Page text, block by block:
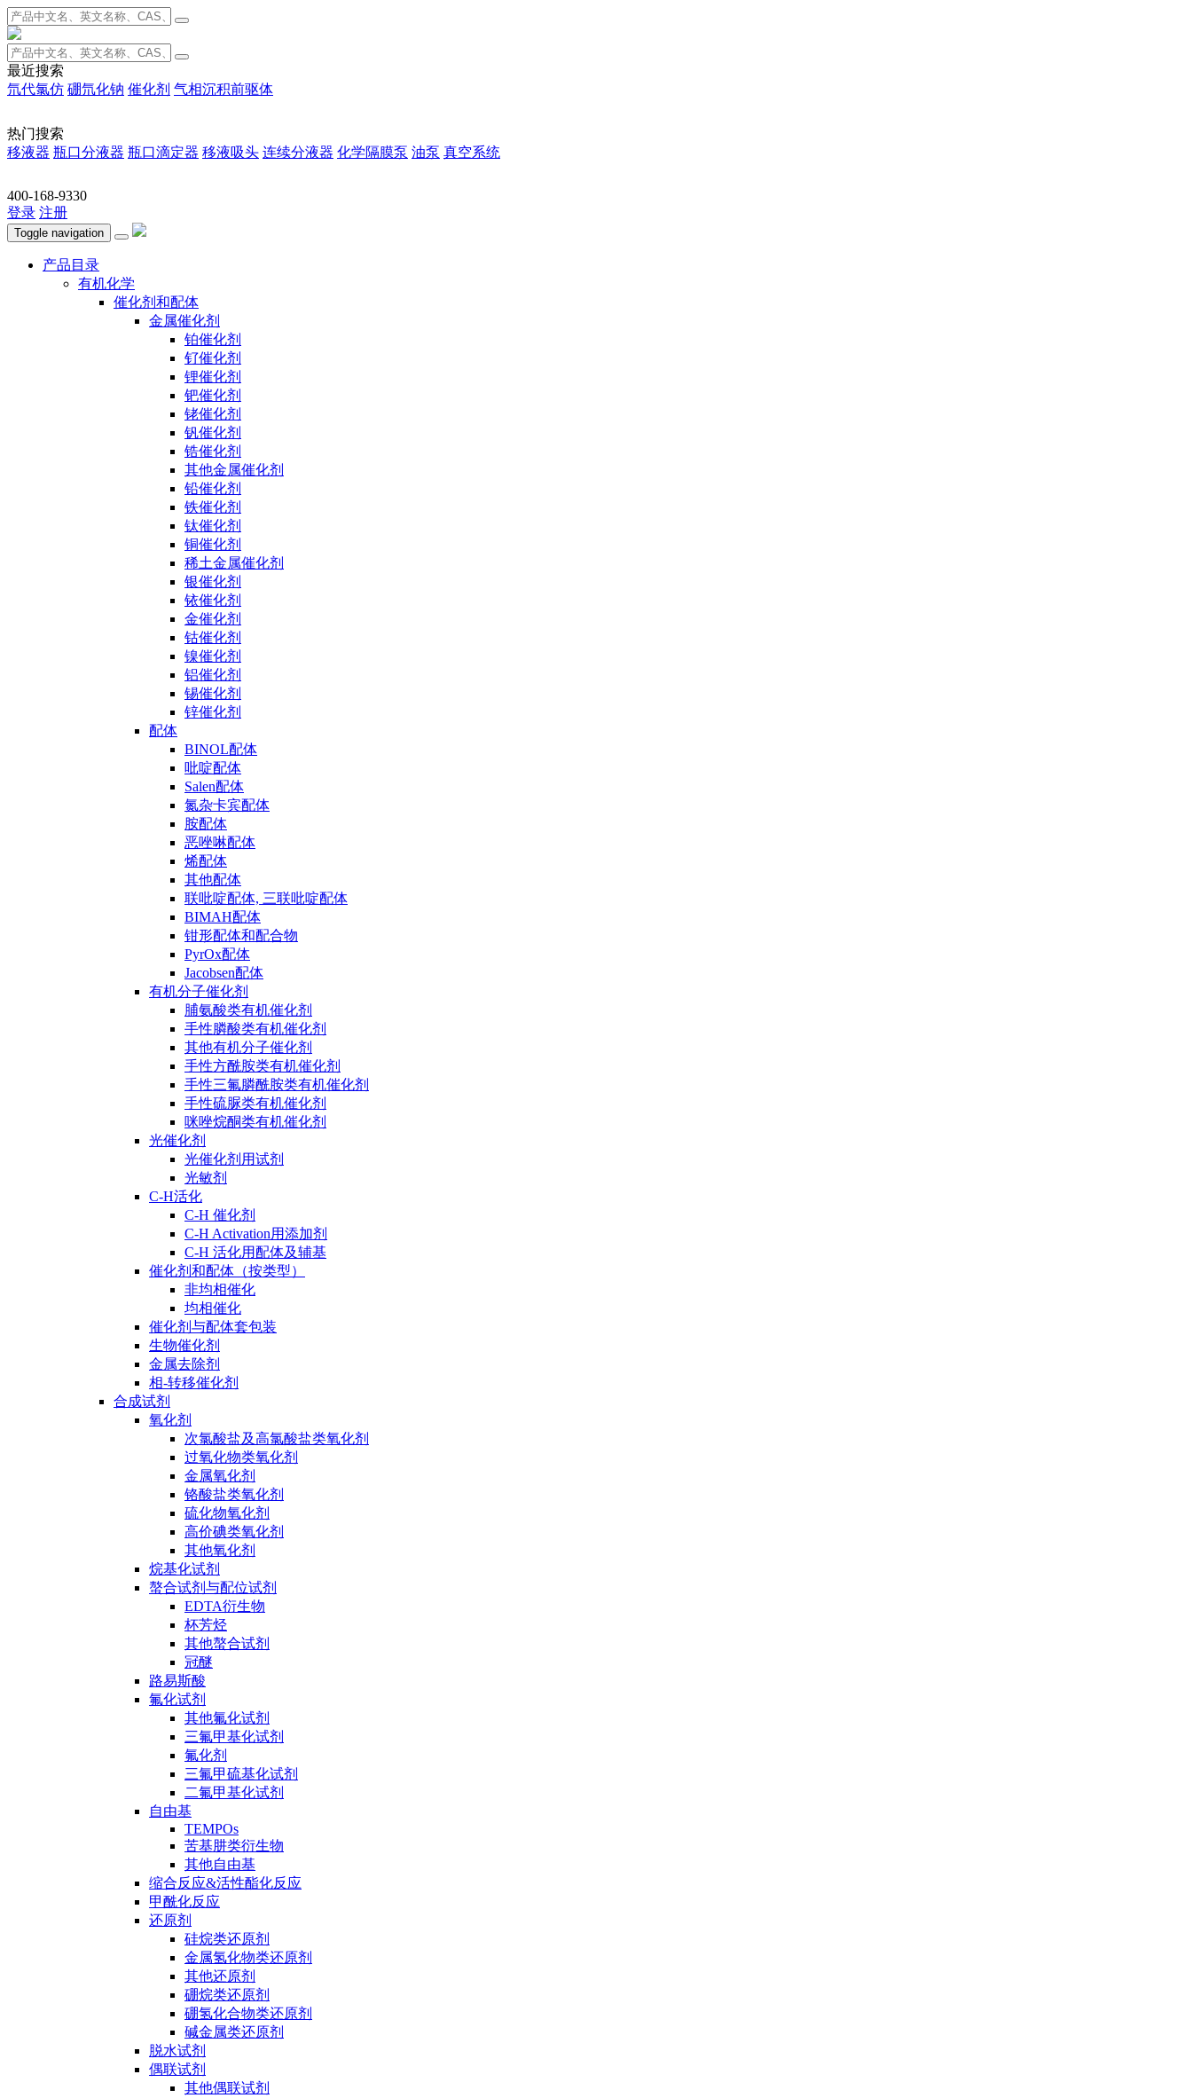
最近搜索
氘代氯仿 硼氘化钠 催化剂 气相沉积前驱体
热门搜索
移液器 瓶口分液器 瓶口滴定器 移液吸头 连续分液器 化学隔膜泵 油泵 真空系统
400-168-9330
登录 注册
Toggle navigation
产品目录
有机化学
催化剂和配体
金属催化剂
铂催化剂
钌催化剂
锂催化剂
钯催化剂
铑催化剂
钒催化剂
锆催化剂
其他金属催化剂
铅催化剂
铁催化剂
钛催化剂
铜催化剂
稀土金属催化剂
银催化剂
铱催化剂
金催化剂
钴催化剂
镍催化剂
铝催化剂
锡催化剂
锌催化剂
配体
BINOL配体
吡啶配体
Salen配体
氮杂卡宾配体
胺配体
恶唑啉配体
烯配体
其他配体
联吡啶配体, 三联吡啶配体
BIMAH配体
钳形配体和配合物
PyrOx配体
Jacobsen配体
有机分子催化剂
脯氨酸类有机催化剂
手性膦酸类有机催化剂
其他有机分子催化剂
手性方酰胺类有机催化剂
手性三氟膦酰胺类有机催化剂
手性硫脲类有机催化剂
咪唑烷酮类有机催化剂
光催化剂
光催化剂用试剂
光敏剂
C-H活化
C-H 催化剂
C-H Activation用添加剂
C-H 活化用配体及辅基
催化剂和配体（按类型）
非均相催化
均相催化
催化剂与配体套包装
生物催化剂
金属去除剂
相-转移催化剂
合成试剂
氧化剂
次氯酸盐及高氯酸盐类氧化剂
过氧化物类氧化剂
金属氧化剂
铬酸盐类氧化剂
硫化物氧化剂
高价碘类氧化剂
其他氧化剂
烷基化试剂
螯合试剂与配位试剂
EDTA衍生物
杯芳烃
其他螯合试剂
冠醚
路易斯酸
氟化试剂
其他氟化试剂
三氟甲基化试剂
氟化剂
三氟甲硫基化试剂
二氟甲基化试剂
自由基
TEMPOs
苦基肼类衍生物
其他自由基
缩合反应&活性酯化反应
甲酰化反应
还原剂
硅烷类还原剂
金属氢化物类还原剂
其他还原剂
硼烷类还原剂
硼氢化合物类还原剂
碱金属类还原剂
脱水试剂
偶联试剂
其他偶联试剂